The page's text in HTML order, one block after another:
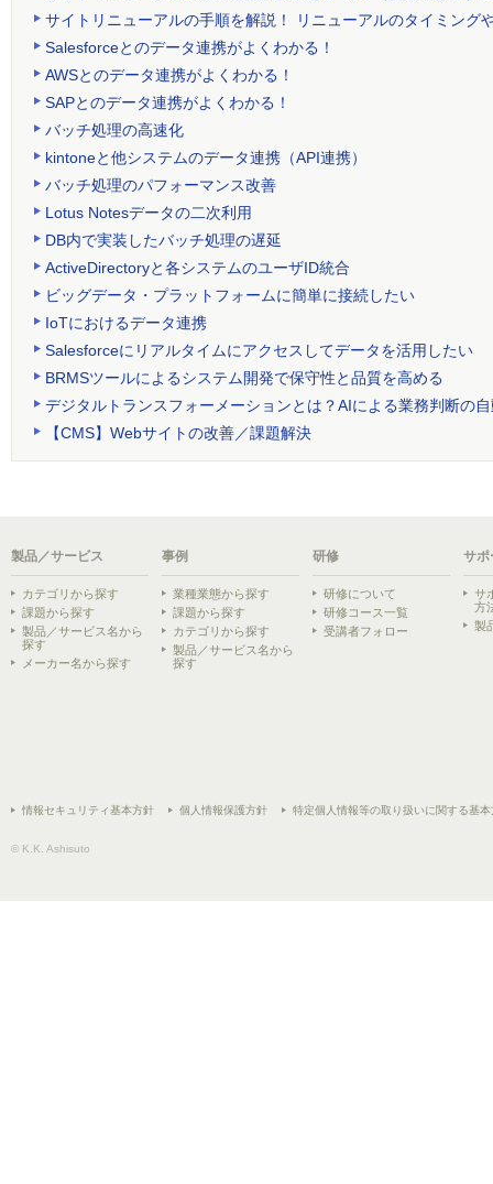
サイトリニューアルの手順を解説！ リニューアルのタイミング
Salesforceとのデータ連携がよくわかる！
AWSとのデータ連携がよくわかる！
SAPとのデータ連携がよくわかる！
バッチ処理の高速化
kintoneと他システムのデータ連携（API連携）
バッチ処理のパフォーマンス改善
Lotus Notesデータの二次利用
DB内で実装したバッチ処理の遅延
ActiveDirectoryと各システムのユーザID統合
ビッグデータ・プラットフォームに簡単に接続したい
IoTにおけるデータ連携
Salesforceにリアルタイムにアクセスしてデータを活用したい
BRMSツールによるシステム開発で保守性と品質を高める
デジタルトランスフォーメーションとは？AIによる業務判断の
【CMS】Webサイトの改善／課題解決
製品／サービス
カテゴリから探す
課題から探す
製品／サービス名から
探す
メーカー名から探す
事例
業種業態から探す
課題から探す
カテゴリから探す
製品／サービス名から
探す
研修
研修について
研修コース一覧
受講者フォロー
サポ
サ
方
製
情報セキュリティ基本方針 個人情報保護方針 特定個人情報等の取り扱いに関する基本
© K.K. Ashisuto